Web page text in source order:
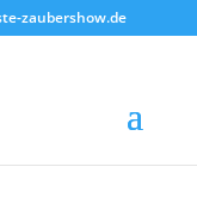
zaubershow.de